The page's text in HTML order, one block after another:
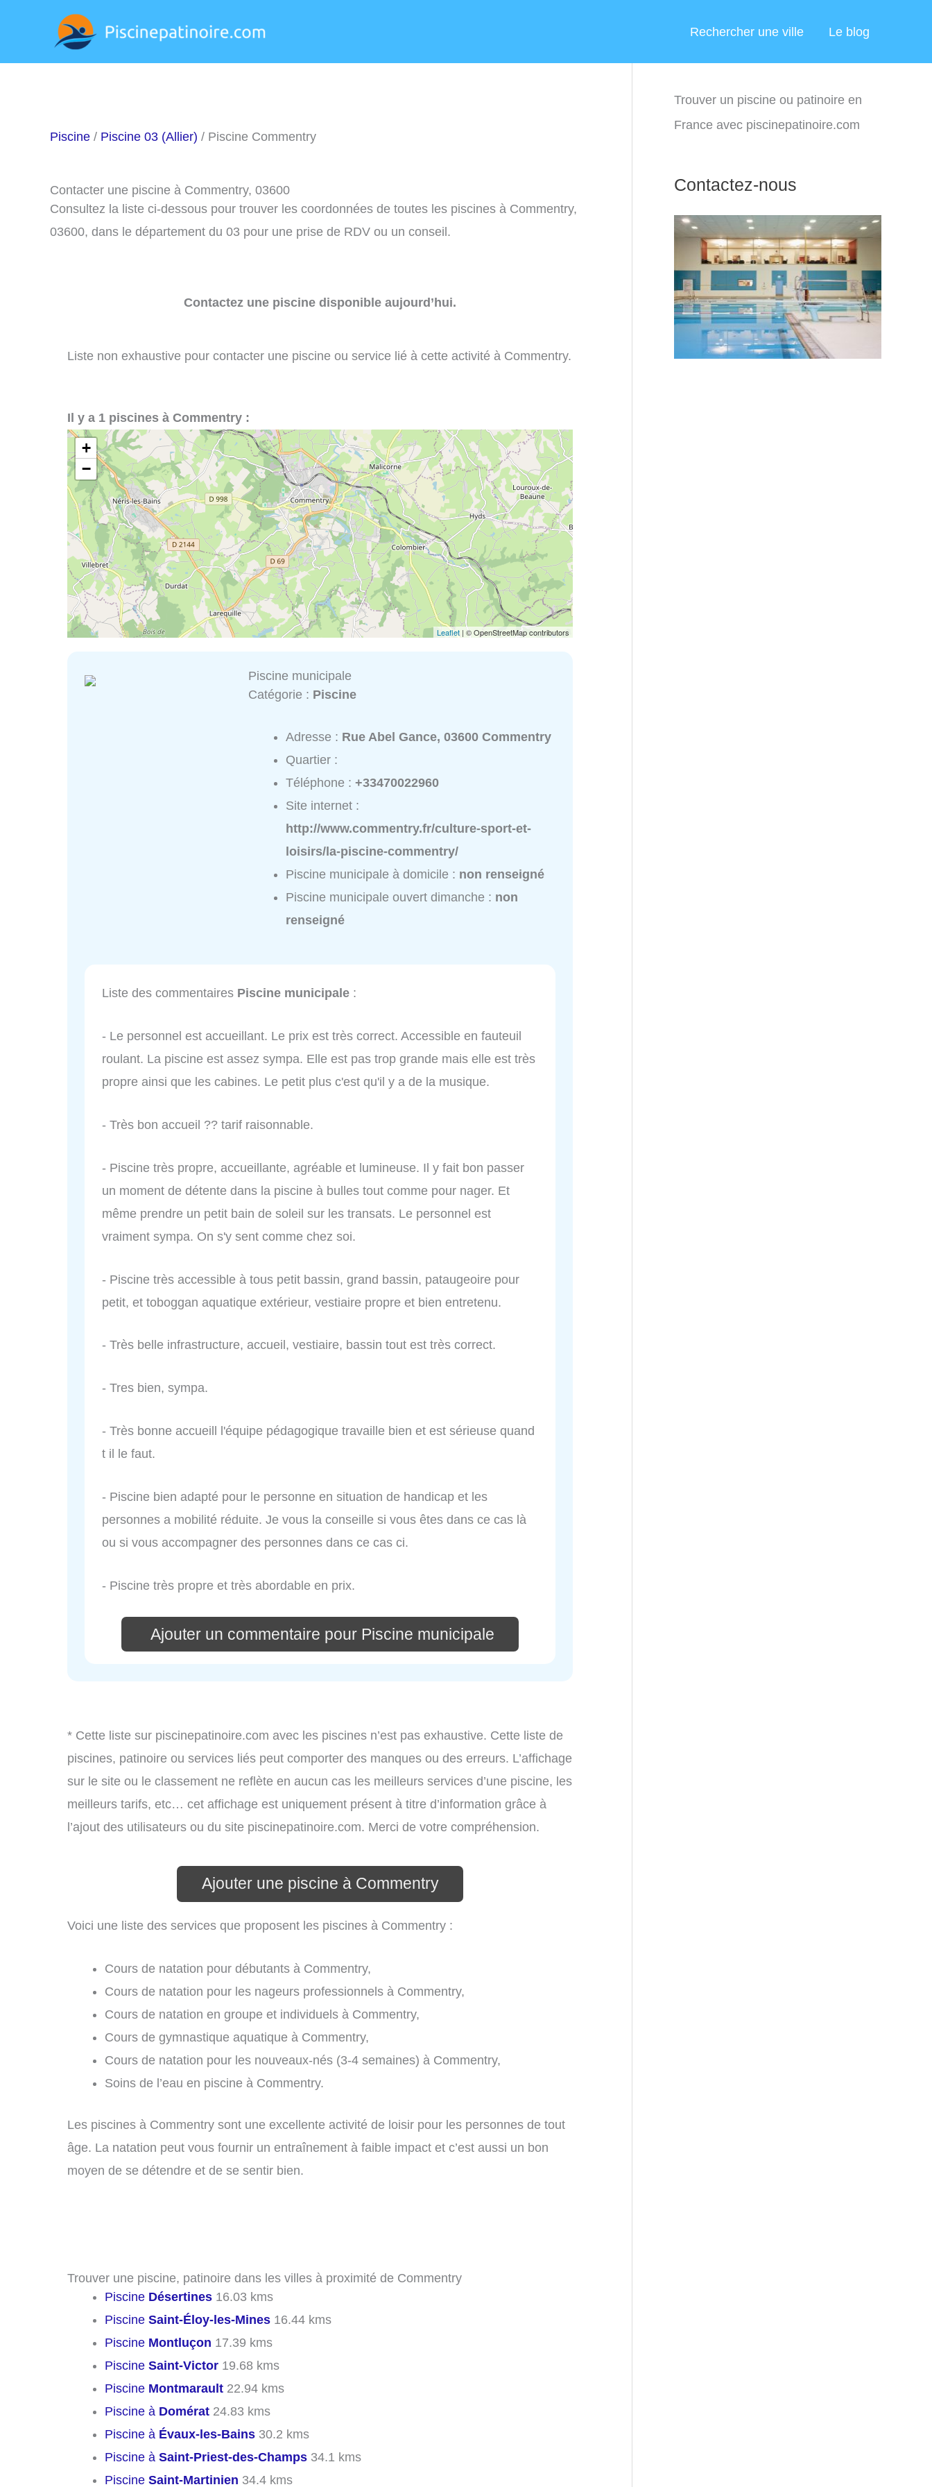
Rechercher une ville Le blog
Piscine / Piscine 03 (Allier) / Piscine Commentry
Contacter une piscine à Commentry, 03600
Consultez la liste ci-dessous pour trouver les coordonnées de toutes les piscines à Commentry,
03600, dans le département du 03 pour une prise de RDV ou un conseil.
Contactez une piscine disponible aujourd’hui.
Liste non exhaustive pour contacter une piscine ou service lié à cette activité à Commentry.
Il y a 1 piscines à Commentry :
+
−
Leaflet | © OpenStreetMap contributors
Piscine municipale
Catégorie : Piscine
Adresse : Rue Abel Gance, 03600 Commentry
Quartier :
Téléphone :+33470022960
Site internet :
http://www.commentry.fr/culture-sport-et-
loisirs/la-piscine-commentry/
Piscine municipale à domicile : non renseigné
Piscine municipale ouvert dimanche : non
renseigné
Liste des commentaires Piscine municipale :
- Le personnel est accueillant. Le prix est très correct. Accessible en fauteuil
roulant. La piscine est assez sympa. Elle est pas trop grande mais elle est très
propre ainsi que les cabines. Le petit plus c'est qu'il y a de la musique.
- Très bon accueil ?? tarif raisonnable.
- Piscine très propre, accueillante, agréable et lumineuse. Il y fait bon passer
un moment de détente dans la piscine à bulles tout comme pour nager. Et
même prendre un petit bain de soleil sur les transats. Le personnel est
vraiment sympa. On s'y sent comme chez soi.
- Piscine très accessible à tous petit bassin, grand bassin, pataugeoire pour
petit, et toboggan aquatique extérieur, vestiaire propre et bien entretenu.
- Très belle infrastructure, accueil, vestiaire, bassin tout est très correct.
- Tres bien, sympa.
- Très bonne accueill l'équipe pédagogique travaille bien et est sérieuse quand
t il le faut.
- Piscine bien adapté pour le personne en situation de handicap et les
personnes a mobilité réduite. Je vous la conseille si vous êtes dans ce cas là
ou si vous accompagner des personnes dans ce cas ci.
- Piscine très propre et très abordable en prix.
Ajouter un commentaire pour Piscine municipale
* Cette liste sur piscinepatinoire.com avec les piscines n’est pas exhaustive. Cette liste de
piscines, patinoire ou services liés peut comporter des manques ou des erreurs. L’affichage
sur le site ou le classement ne reflète en aucun cas les meilleurs services d’une piscine, les
meilleurs tarifs, etc… cet affichage est uniquement présent à titre d’information grâce à
l’ajout des utilisateurs ou du site piscinepatinoire.com. Merci de votre compréhension.
Ajouter une piscine à Commentry
Voici une liste des services que proposent les piscines à Commentry :
Cours de natation pour débutants à Commentry,
Cours de natation pour les nageurs professionnels à Commentry,
Cours de natation en groupe et individuels à Commentry,
Cours de gymnastique aquatique à Commentry,
Cours de natation pour les nouveaux-nés (3-4 semaines) à Commentry,
Soins de l’eau en piscine à Commentry.
Les piscines à Commentry sont une excellente activité de loisir pour les personnes de tout
âge. La natation peut vous fournir un entraînement à faible impact et c’est aussi un bon
moyen de se détendre et de se sentir bien.
Trouver une piscine, patinoire dans les villes à proximité de Commentry
Piscine Désertines 16.03 kms
Piscine Saint-Éloy-les-Mines 16.44 kms
Piscine Montluçon 17.39 kms
Piscine Saint-Victor 19.68 kms
Piscine Montmarault 22.94 kms
Piscine à Domérat 24.83 kms
Piscine à Évaux-les-Bains 30.2 kms
Piscine à Saint-Priest-des-Champs 34.1 kms
Piscine Saint-Martinien 34.4 kms
Trouver un piscine ou patinoire en
France avec piscinepatinoire.com
Contactez-nous